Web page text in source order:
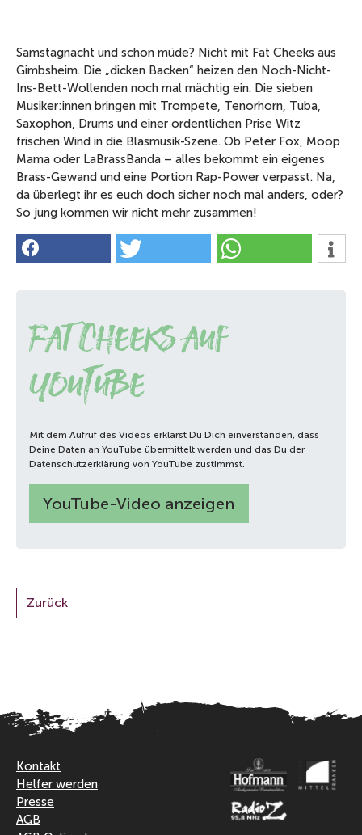
Samstagnacht und schon müde? Nicht mit Fat Cheeks aus
Gimbsheim. Die „dicken Backen“ heizen den Noch-Nicht-
Ins-Bett-Wollenden noch mal mächtig ein. Die sieben
Musiker:innen bringen mit Trompete, Tenorhorn, Tuba,
Saxophon, Drums und einer ordentlichen Prise Witz
frischen Wind in die Blasmusik-Szene. Ob Peter Fox, Moop
Mama oder LaBrassBanda – alles bekommt ein eigenes
Brass-Gewand und eine Portion Rap-Power verpasst. Na,
da überlegt ihr es euch doch sicher noch mal anders, oder?
So jung kommen wir nicht mehr zusammen!
Fat Cheeks auf
YouTube
Mit dem Aufruf des Videos erklärst Du Dich einverstanden, dass
Deine Daten an YouTube übermittelt werden und das Du der
Datenschutzerklärung von YouTube zustimmst.
YouTube-Video anzeigen
Zurück
Kontakt
Helfer werden
Presse
AGB